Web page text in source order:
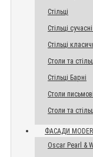
Стільці
Стільці
Стільці
Столи та
Стільці Барні
Столи письмові
Столи та
ФАСАДИ
Oscar Pearl &